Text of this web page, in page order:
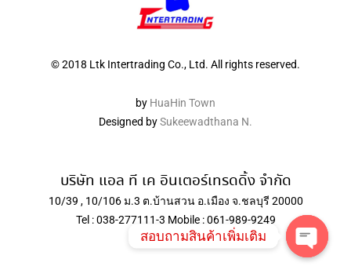
© 2018 Ltk Intertrading Co., Ltd. All rights reserved.
by HuaHin Town
Designed bySukeewadthana N.
บริษัท แอล ที เค อินเตอร์เทรดดิ้ง จำกัด
10/39 , 10/106 ม.3 ต.บ้านสวน อ.เมือง จ.ชลบุรี 20000
Tel : 038-277111-3 Mobile : 061-989-9249
สอบถามสินค้าเพิ่มเติม
Open